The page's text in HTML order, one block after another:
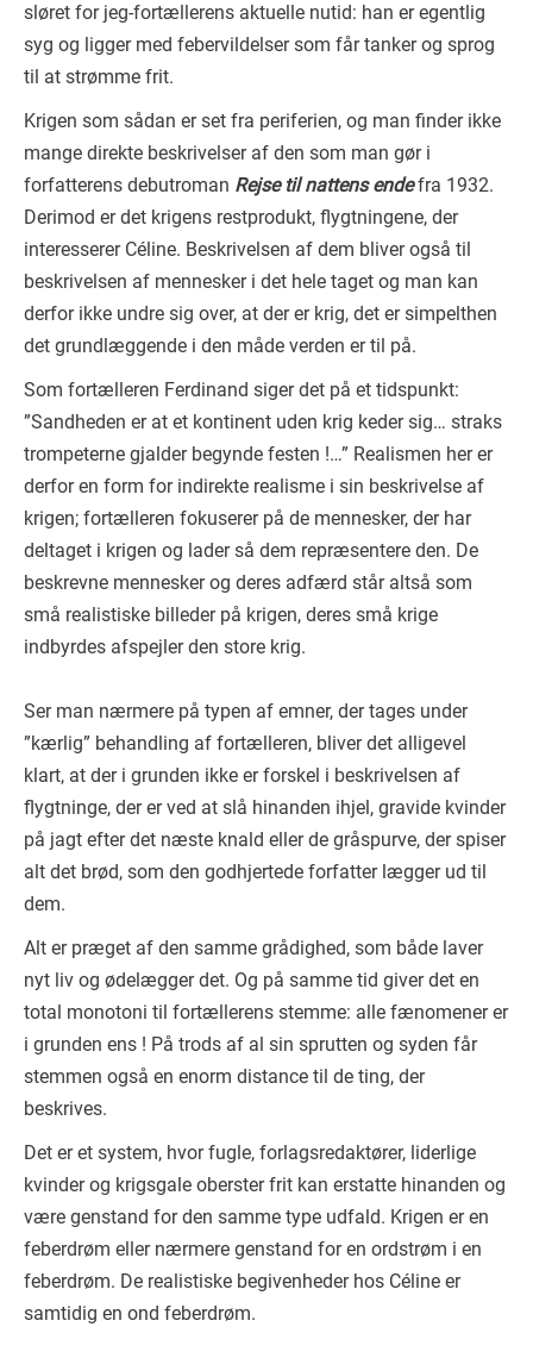
sløret for jeg-fortællerens aktuelle nutid: han er egentlig
syg og ligger med febervildelser som får tanker og sprog
til at strømme frit.
Krigen som sådan er set fra periferien, og man finder ikke
mange direkte beskrivelser af den som man gør i
forfatterens debutroman Rejse til nattens endefra 1932.
Derimod er det krigens restprodukt, flygtningene, der
interesserer Céline. Beskrivelsen af dem bliver også til
beskrivelsen af mennesker i det hele taget og man kan
derfor ikke undre sig over, at der er krig, det er simpelthen
det grundlæggende i den måde verden er til på.
Som fortælleren Ferdinand siger det på et tidspunkt:
”Sandheden er at et kontinent uden krig keder sig… straks
trompeterne gjalder begynde festen !…” Realismen her er
derfor en form for indirekte realisme i sin beskrivelse af
krigen; fortælleren fokuserer på de mennesker, der har
deltaget i krigen og lader så dem repræsentere den. De
beskrevne mennesker og deres adfærd står altså som
små realistiske billeder på krigen, deres små krige
indbyrdes afspejler den store krig.
Ser man nærmere på typen af emner, der tages under
”kærlig” behandling af fortælleren, bliver det alligevel
klart, at der i grunden ikke er forskel i beskrivelsen af
flygtninge, der er ved at slå hinanden ihjel, gravide kvinder
på jagt efter det næste knald eller de gråspurve, der spiser
alt det brød, som den godhjertede forfatter lægger ud til
dem.
Alt er præget af den samme grådighed, som både laver
nyt liv og ødelægger det. Og på samme tid giver det en
total monotoni til fortællerens stemme: alle fænomener er
i grunden ens ! På trods af al sin sprutten og syden får
stemmen også en enorm distance til de ting, der
beskrives.
Det er et system, hvor fugle, forlagsredaktører, liderlige
kvinder og krigsgale oberster frit kan erstatte hinanden og
være genstand for den samme type udfald. Krigen er en
feberdrøm eller nærmere genstand for en ordstrøm i en
feberdrøm. De realistiske begivenheder hos Céline er
samtidig en ond feberdrøm.